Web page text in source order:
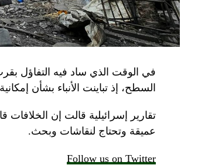
في الوقت الذي ساد فيه التفاؤل
السطح، إذ تباينت الأنباء بشأن
تقارير إسرائيلية قالت إن
عميقة وتحتاج لنقاشات وبحث.
Follow us on Twitter